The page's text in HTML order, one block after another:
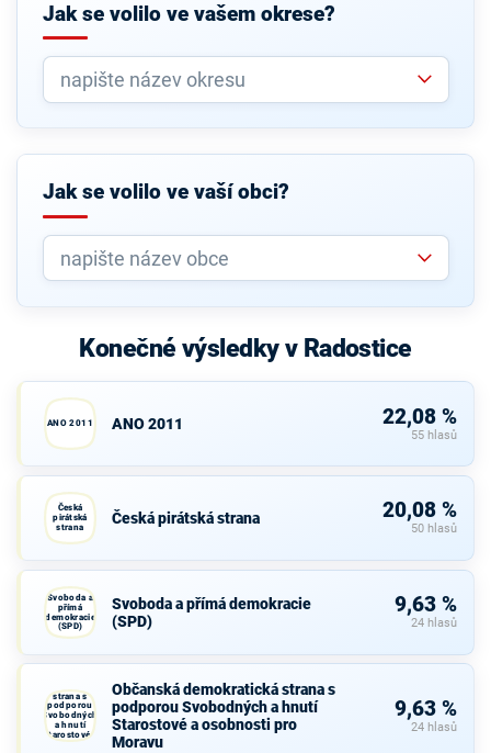
Jak se volilo ve vašem okrese?
Jak se volilo ve vaší obci?
Konečné výsledky v Radostice
ANO 2011 ANO 2011 22,08 %
55 hlasů
Česká
pirátská
strana
Česká pirátská strana 20,08 %
50 hlasů
Svoboda a
přímá
demokracie
(SPD)
Svoboda a přímá demokracie
(SPD)
9,63 %
24 hlasů
strana s
podporou
Svobodných
a hnutí
Starostové a
osobnosti
Občanská demokratická strana s
podporou Svobodných a hnutí
Starostové a osobnosti pro
Moravu
9,63 %
24 hlasů